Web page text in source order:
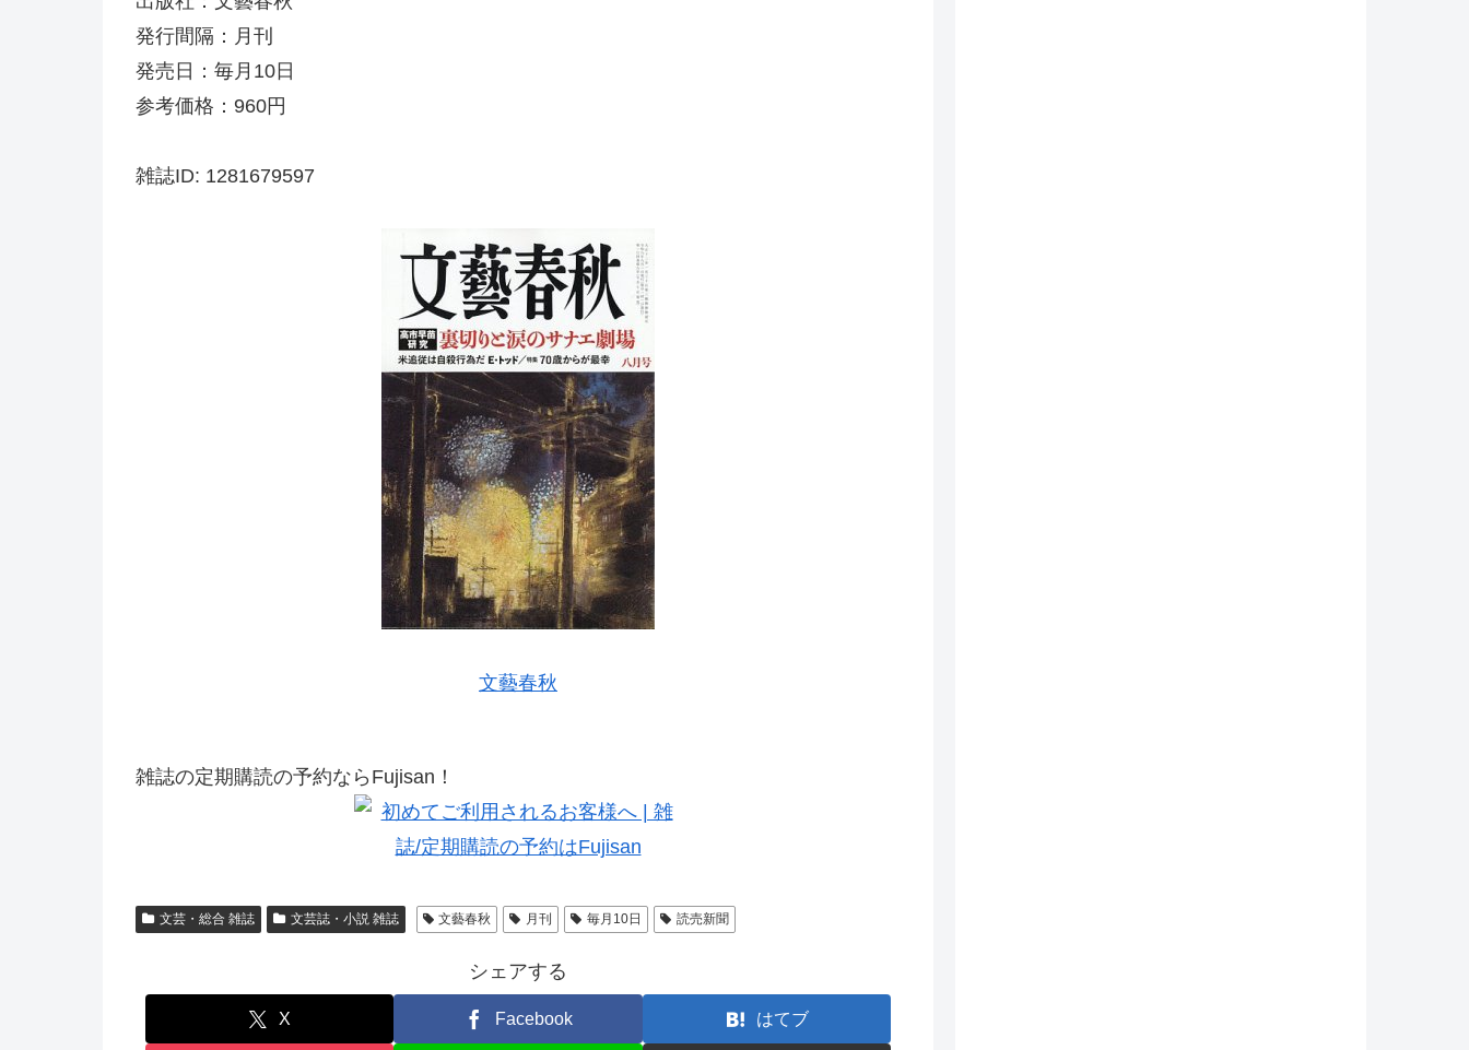
発行間隔：月刊
発売日：毎月10日
参考価格：960円
雑誌ID: 1281679597
文藝春秋
雑誌の定期購読の予約ならFujisan！
文芸・総合 雑誌 文芸誌・小説 雑誌 文藝春秋 月刊 毎月10日 読売新聞
シェアする
X Facebook はてブ